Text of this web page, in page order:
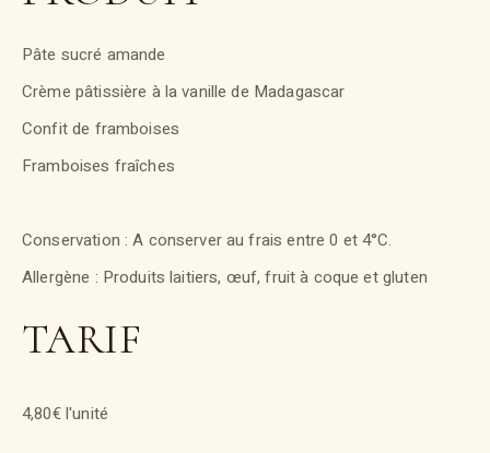
Pâte sucré amande
Crème pâtissière à la vanille de Madagascar
Confit de framboises
Framboises fraîches
Conservation : A conserver au frais entre 0 et 4°C.
Allergène : Produits laitiers, œuf, fruit à coque et gluten
TARIF
4,80€ l'unité